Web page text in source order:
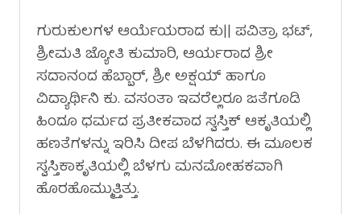
ಗುರುಕುಲಗಳ ಆರ್ಯೆಯರಾದ ಕು‌|| ಪವಿತ್ರಾ ಭಟ್,
ಶ್ರೀಮತಿ ಜ್ಯೋತಿ ಕುಮಾರಿ, ಆರ್ಯರಾದ ಶ್ರೀ
ಸದಾನಂದ ಹೆಬ್ಬಾರ್, ಶ್ರೀ ಅಕ್ಷಯ್ ಹಾಗೂ
ವಿದ್ಯಾರ್ಥಿನಿ ಕು. ವಸಂತಾ ಇವರೆಲ್ಲರೂ ಜತೆಗೂಡಿ
ಹಿಂದೂ ಧರ್ಮದ ಪ್ರತೀಕವಾದ ಸ್ವಸ್ತಿಕ್ ಆಕೃತಿಯಲ್ಲಿ
ಹಣತೆಗಳನ್ನು ಇರಿಸಿ ದೀಪ ಬೆಳಗಿದರು. ಈ ಮೂಲಕ
ಸ್ವಸ್ತಿಕಾಕೃತಿಯಲ್ಲಿ ಬೆಳಗು ಮನಮೋಹಕವಾಗಿ
ಹೊರಹೊಮ್ಮುತ್ತಿತ್ತು‌.